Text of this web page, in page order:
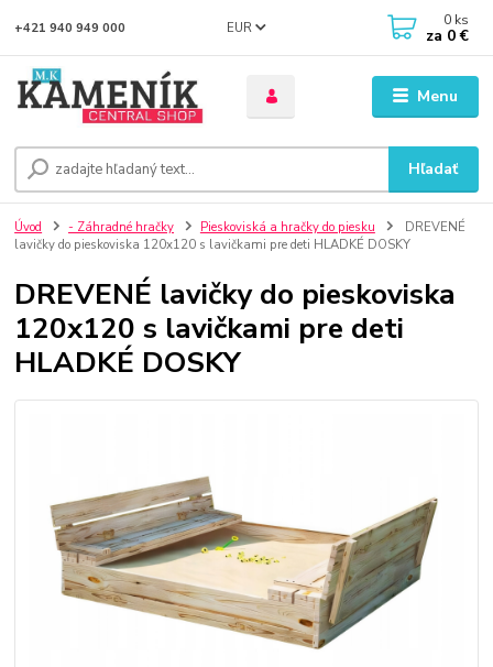
Menu
EUR
Hľadať
+421 940 949 000 0 ks
za 0 €
Úvod - Záhradné hračky Pieskoviská a hračky do piesku
DREVENÉ
lavičky do pieskoviska 120x120 s lavičkami pre deti HLADKÉ DOSKY
DREVENÉ lavičky do pieskoviska
120x120 s lavičkami pre deti
HLADKÉ DOSKY